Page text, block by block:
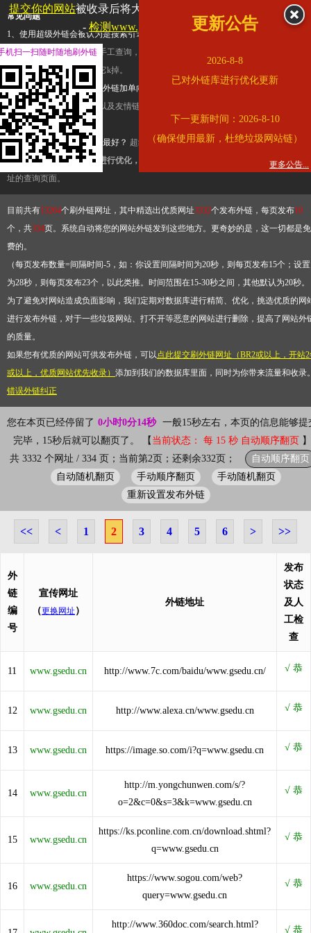
常见问题
1、使用超级外链会被认为是搜索引擎优化作弊吗？ 超级外链只是一个简便而集成
查询工具，模拟的是正常手工查询，不是作弊。如果是作弊，那您可以使用超级外
推广竞争对手的网址，让它k掉。
2、网站优化单纯依靠超级外链加单向链接可行吗？
链，需要结合普通的外链以及友情链接，您可以到站长论坛发布外链，到友情链接
台交换友情链接。
3、如何使用超级外链效果最好？ 超级外链不同于普通的外链，它是动态的链接，
有频繁使用超级外链工具进行优化，才能获得稳定的外链
，最终使搜索引擎收录带
址的查询页面。
目前共有13264个刷外链网址，其中精选出优质网址3332个发布外链，每页发布10
个，共334页。系统自动将您的网站外链发到这些地方。更奇妙的是，这一切都是免
费的。
（每页发布数量=间隔时间-5，如：你设置间隔时间为20秒，则每页发布15个；设置
为28秒，则每页发布23个，以此类推。时间范围在15-30秒之间，其他默认为20秒
为了避免对网站造成负面影响，我们定期对数据库进行精简、优化，挑选优质的网
进行发布外链，对于一些垃圾网站、打不开等恶意的网站进行删除，提高了网站外
的质量。
如果您有优质的网站可供发布外链，可以点此提交刷外链网址（BR2或以上，开站
或以上，优质网站优先收录） 添加到我们的数据库里面，同时为你带来流量和收录
错误外链纠正
您在本页已经停留了 0小时0分14秒 一般15秒左右，本页的信息能够提
完毕，15秒后就可以翻页了。 【 当前状态： 每 15 秒 自动顺序翻页 】
共 3332 个网址 / 334 页；当前第2页；还剩余332页；
自动顺序翻页
自动随机翻页
手动顺序翻页
手动随机翻页
重新设置发布外链
<< < 1 2 3 4 5 6 > >>
外
链
编
号
宣传网址
（更换网址 ）
外链地址
发布
状态
及人
工检
查
11 www.gsedu.cn http://www.7c.com/baidu/www.gsedu.cn/
12 www.gsedu.cn http://www.alexa.cn/www.gsedu.cn
13 www.gsedu.cn https://image.so.com/i?q=www.gsedu.cn
14 www.gsedu.cn
http://m.yongchunwen.com/s/?
o=2&c=0&s=3&k=www.gsedu.cn
15 www.gsedu.cn
https://ks.pconline.com.cn/download.shtml?
q=www.gsedu.cn
16 www.gsedu.cn
https://www.sogou.com/web?
query=www.gsedu.cn
http://www.360doc.com/search.html?
提交你的网站被收录后将大幅提升流量和外链，
查看展示页面
- 检测www.gsedu.cn是否收录更新公告
2026-8-8
已对外链库进行优化更新
下一更新时间：2026-8-10
（确保使用最新，杜绝垃圾网站链）
更多公告...
机扫一扫随时随地刷外链